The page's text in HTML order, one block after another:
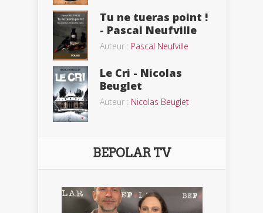
Tu ne tueras point !
- Pascal Neufville
Auteur : Pascal Neufville
Le Cri - Nicolas
Beuglet
Auteur : Nicolas Beuglet
BEPOLAR TV